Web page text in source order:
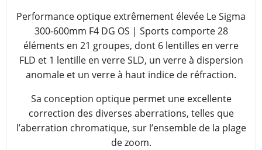
Performance optique extrêmement élevée Le Sigma
300-600mm F4 DG OS | Sports comporte 28
éléments en 21 groupes, dont 6 lentilles en verre
FLD et 1 lentille en verre SLD, un verre à dispersion
anomale et un verre à haut indice de réfraction.
Sa conception optique permet une excellente
correction des diverses aberrations, telles que
l’aberration chromatique, sur l’ensemble de la plage
de zoom.